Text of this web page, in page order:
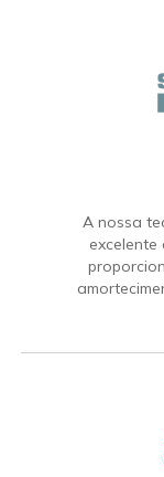
A nossa